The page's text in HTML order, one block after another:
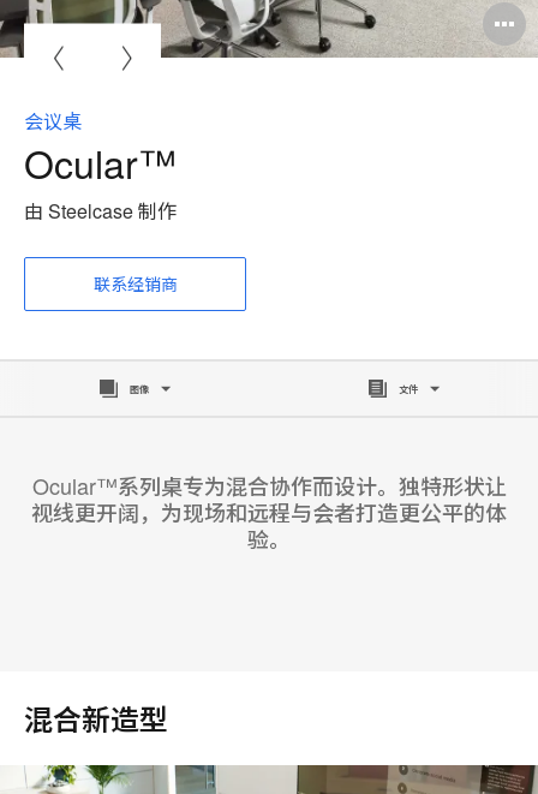
会议桌
Ocular™
由 Steelcase 制作
联系经销商
图像 文件
Ocular™系列桌专为混合协作而设计。独特形状让
视线更开阔，为现场和远程与会者打造更公平的体
验。
混合新造型